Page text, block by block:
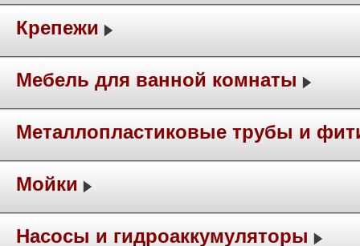
Крепежи
Мебель для ванной комнаты
Металлопластиковые трубы и
Мойки
Насосы и гидроаккумуляторы